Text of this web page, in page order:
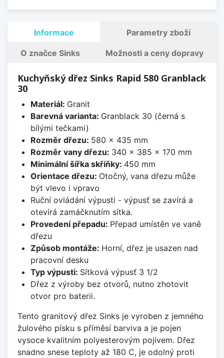
Informace Parametry zboží
O značce Sinks Možnosti a ceny dopravy
Kuchyňský dřez Sinks Rapid 580 Granblack
30
Materiál: Granit
Barevná varianta: Granblack 30 (černá s
bílými tečkami)
Rozměr dřezu: 580 x 435 mm
Rozměr vany dřezu: 340 x 385 x 170 mm
Minimální šířka skříňky: 450 mm
Orientace dřezu: Otočný, vana dřezu může
být vlevo i vpravo
Ruční ovládání výpusti - výpusť se zavírá a
otevírá zamáčknutím sítka.
Provedení přepadu: Přepad umístěn ve vaně
dřezu
Způsob montáže: Horní, dřez je usazen nad
pracovní desku
Typ výpusti: Sítková výpusť 3 1/2
Dřez z výroby bez otvorů, nutno zhotovit
otvor pro baterii.
Tento granitový dřez Sinks je vyroben z jemného
žulového písku s příměsí barviva a je pojen
vysoce kvalitním polyesterovým pojivem. Dřez
snadno snese teploty až 180 C, je odolný proti